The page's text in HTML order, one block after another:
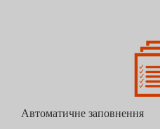
Автоматичне заповнення